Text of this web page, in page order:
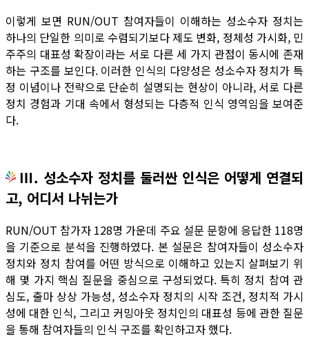
이렇게 보면 RUN/OUT 참여자들이 이해하는 성소수자 정치는
하나의 단일한 의미로 수렴되기보다 제도 변화, 정체성 가시화, 민
주주의 대표성 확장이라는 서로 다른 세 가지 관점이 동시에 존재
하는 구조를 보인다. 이러한 인식의 다양성은 성소수자 정치가 특
정 이념이나 전략으로 단순히 설명되는 현상이 아니라, 서로 다른
정치 경험과 기대 속에서 형성되는 다층적 인식 영역임을 보여준
다.
Ⅲ. 성소수자 정치를 둘러싼 인식은 어떻게 연결되
고, 어디서 나뉘는가
RUN/OUT 참가자 128명 가운데 주요 설문 문항에 응답한 118명
을 기준으로 분석을 진행하였다. 본 설문은 참여자들이 성소수자
정치와 정치 참여를 어떤 방식으로 이해하고 있는지 살펴보기 위
해 몇 가지 핵심 질문을 중심으로 구성되었다. 특히 정치 참여 관
심도, 출마 상상 가능성, 성소수자 정치의 시작 조건, 정치적 가시
성에 대한 인식, 그리고 커밍아웃 정치인의 대표성 등에 관한 질문
을 통해 참여자들의 인식 구조를 확인하고자 했다.